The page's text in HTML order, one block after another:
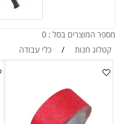
מספר המוצרים בסל : 0
קטלוג חנות
/ כלי עבודה